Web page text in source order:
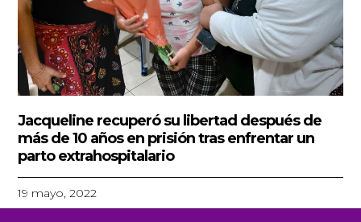
Jacqueline recuperó su libertad después de
más de 10 años en prisión tras enfrentar un
parto extrahospitalario
19 mayo, 2022